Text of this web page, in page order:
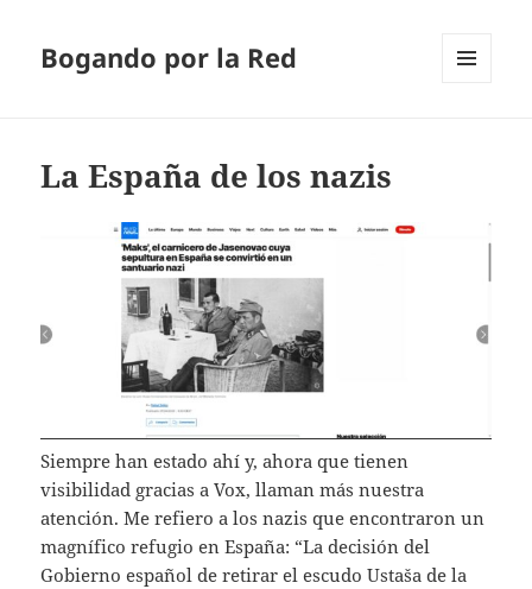
Bogando por la Red
La España de los nazis
Siempre han estado ahí y, ahora que tienen
visibilidad gracias a Vox, llaman más nuestra
atención. Me refiero a los nazis que encontraron un
magnífico refugio en España: “La decisión del
Gobierno español de retirar el escudo Ustaša de la